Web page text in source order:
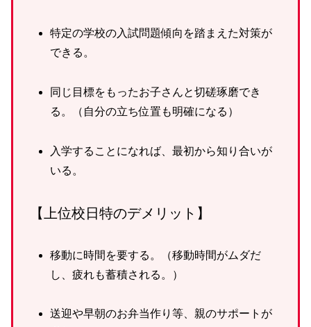
特定の学校の入試問題傾向を踏まえた対策が
できる。
同じ目標をもったお子さんと切磋琢磨でき
る。（自分の立ち位置も明確になる）
入学することになれば、最初から知り合いが
いる。
【上位校日特のデメリット】
移動に時間を要する。（移動時間がムダだ
し、疲れも蓄積される。）
送迎や早朝のお弁当作り等、親のサポートが